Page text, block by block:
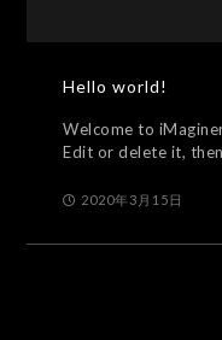
Hello world!
Welcome to
Edit or delete it,
2020年3月15日